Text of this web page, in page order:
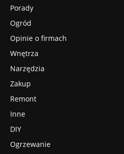
Porady
Ogród
Opinie o firmach
Wnętrza
Narzędzia
Zakup
Remont
Inne
DIY
Ogrzewanie